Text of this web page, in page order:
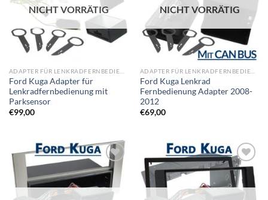
NICHT VORRÄTIG
Ford Kuga Adapter für
Lenkradfernbedienung mit
Parksensor
€99,00
NICHT VORRÄTIG
Ford Kuga Lenkrad
Fernbedienung Adapter 2008-
2012
€69,00
Zu
Wunschliste
hinzufügen
Zu
Wunschliste
hinzufügen